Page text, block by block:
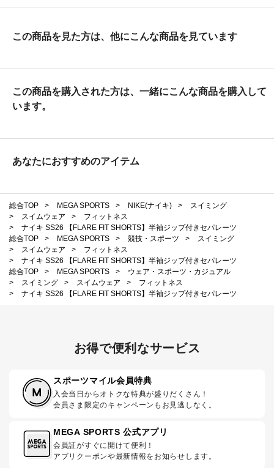
この商品を見た方は、他にこんな商品を見ています
この商品を購入された方は、一緒にこんな商品を購入して
います。
あなたにおすすめのアイテム
総合TOP > MEGA SPORTS > NIKE(ナイキ) >
スイミング
>
スイムウェア >
フィットネス
>
ナイキ SS26 【FLARE FIT SHORTS】半袖ジップ付きセパレーツ
総合TOP
> MEGA SPORTS > 競技・スポーツ >
スイミング
>
スイムウェア >
フィットネス
>
ナイキ SS26 【FLARE FIT SHORTS】半袖ジップ付きセパレーツ
総合TOP
> MEGA SPORTS >
ウェア・スポーツ・カジュアル
>
スイミング > スイムウェア >
フィットネス
>
ナイキ SS26 【FLARE FIT SHORTS】半袖ジップ付きセパレーツ
お得で便利なサービス
スポーツマイル会員特典
入会当日からオトクな特典が盛りだくさん！
会員さま限定のキャンペーンもお見逃しなく。
MEGA SPORTS 公式アプリ
会員証がすぐに開けて便利！
アプリクーポンや最新情報をお知らせします。